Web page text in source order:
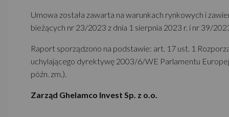
Umowa została zawarta na warunkach rynkowych i
bieżących nr 23/2023 z dnia 1 sierpnia 2023 r. i nr 39/
Raport sporządzono na podstawie: art. 17 ust. 1
uchylającego dyrektywę 2003/6/WE Parlamentu
późn. zm.).
Zarząd Ghelamco Invest Sp. z o.o.